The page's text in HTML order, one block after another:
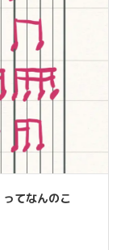
てなんのこ